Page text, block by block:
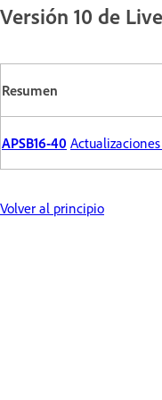
Versión 10 de
Resumen
APSB16-40
Volver al principio